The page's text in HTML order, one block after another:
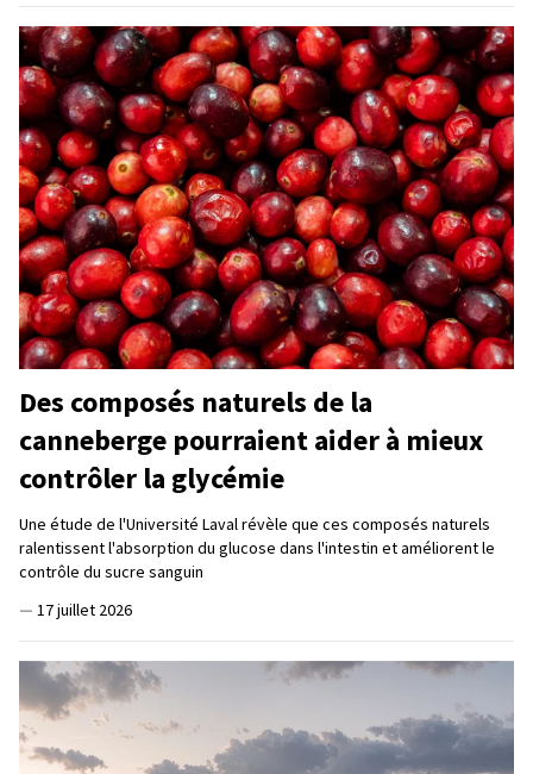
Des composés naturels de la
canneberge pourraient aider à mieux
contrôler la glycémie
Une étude de l'Université Laval révèle que ces composés naturels
ralentissent l'absorption du glucose dans l'intestin et améliorent le
contrôle du sucre sanguin
— 17 juillet 2026